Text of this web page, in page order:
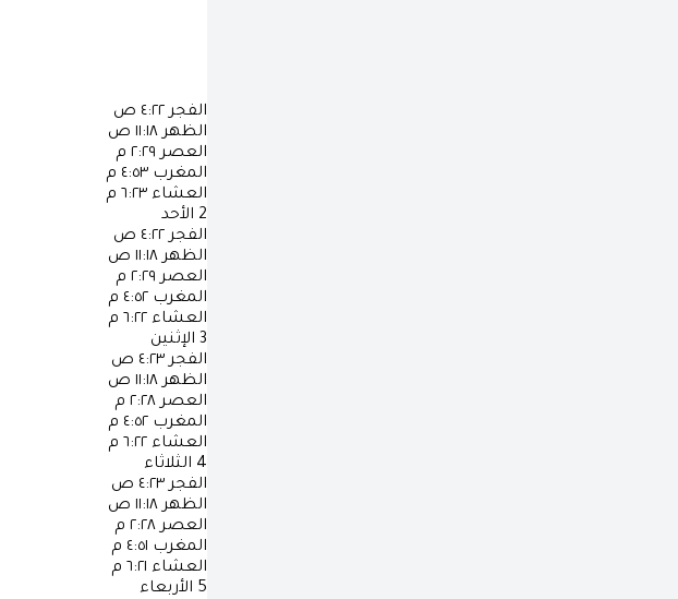
الفجر ٤:٢٢ ص
الظهر ١١:١٨ ص
العصر ٢:٢٩ م
المغرب ٤:٥٣ م
العشاء ٦:٢٣ م
2 الأحد
الفجر ٤:٢٢ ص
الظهر ١١:١٨ ص
العصر ٢:٢٩ م
المغرب ٤:٥٢ م
العشاء ٦:٢٢ م
3 الإثنين
الفجر ٤:٢٣ ص
الظهر ١١:١٨ ص
العصر ٢:٢٨ م
المغرب ٤:٥٢ م
العشاء ٦:٢٢ م
4 الثلاثاء
الفجر ٤:٢٣ ص
الظهر ١١:١٨ ص
العصر ٢:٢٨ م
المغرب ٤:٥١ م
العشاء ٦:٢١ م
5 الأربعاء